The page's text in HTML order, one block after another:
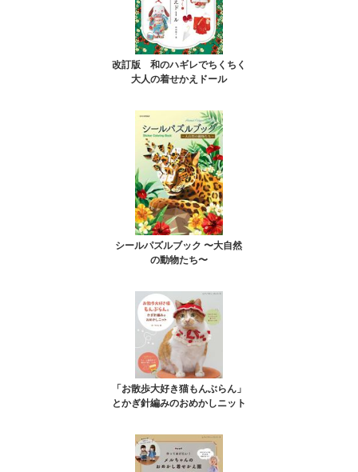
改訂版 和のハギレでちくちく
大人の着せかえドール
シールパズルブック 〜大自然
の動物たち〜
「お散歩大好き猫もんぶらん」
とかぎ針編みのおめかしニット